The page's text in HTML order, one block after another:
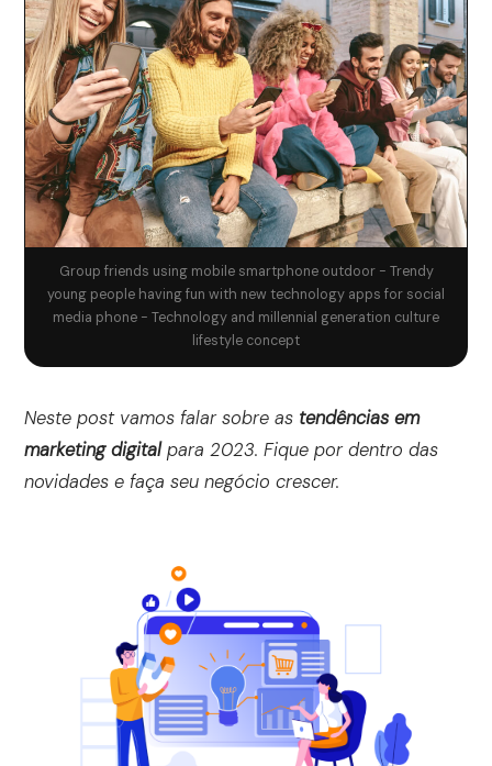
Group friends using mobile smartphone outdoor - Trendy
young people having fun with new technology apps for social
media phone - Technology and millennial generation culture
lifestyle concept
Neste post vamos falar sobre as tendências em
marketing digitalpara 2023. Fique por dentro das
novidades e faça seu negócio crescer.